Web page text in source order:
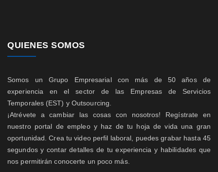
QUIENES SOMOS
Somos un Grupo Empresarial con más de 50 años de
experiencia en el sector de las Empresas de Servicios
Temporales (EST) y Outsourcing.
¡Atrévete a cambiar las cosas con nosotros! Regístrate en
nuestro portal de empleo y haz de tu hoja de vida una gran
oportunidad. Crea tu video perfil laboral, puedes grabar hasta 45
segundos y contar detalles de tu experiencia y habilidades que
nos permitirán conocerte un poco más.